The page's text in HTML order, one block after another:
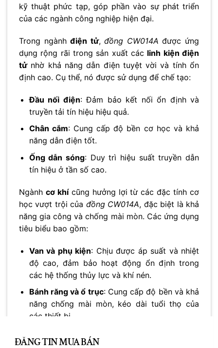
kỹ thuật phức tạp, góp phần vào sự phát triển
của các ngành công nghiệp hiện đại.
Trong ngànhđiện tử,đồng CW014A được ứng
dụng rộng rãi trong sản xuất các linh kiện điện
tửnhờ khả năng dẫn điện tuyệt vời và tính ổn
định cao. Cụ thể, nó được sử dụng để chế tạo:
Đầu nối điện: Đảm bảo kết nối ổn định và
truyền tải tín hiệu hiệu quả.
Chân cắm: Cung cấp độ bền cơ học và khả
năng dẫn điện tốt.
Ống dẫn sóng: Duy trì hiệu suất truyền dẫn
tín hiệu ở tần số cao.
Ngành cơ khícũng hưởng lợi từ các đặc tính cơ
học vượt trội của đồng CW014A, đặc biệt là khả
năng gia công và chống mài mòn. Các ứng dụng
tiêu biểu bao gồm:
Van và phụ kiện: Chịu được áp suất và nhiệt
độ cao, đảm bảo hoạt động ổn định trong
các hệ thống thủy lực và khí nén.
Bánh răng và ổ trục: Cung cấp độ bền và khả
năng chống mài mòn, kéo dài tuổi thọ của
các thiết bị.
nhiệt độ trong quá trình đúc và ép nhựa.